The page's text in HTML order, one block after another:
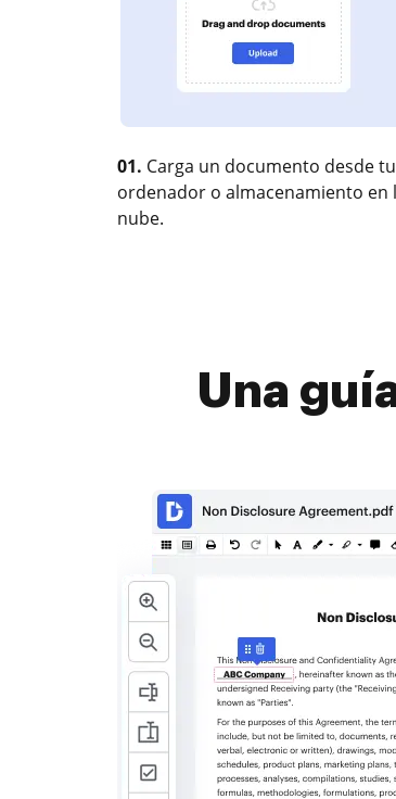
01. Carga un documento desde tu
ordenador o almacenamiento en
nube.
Una